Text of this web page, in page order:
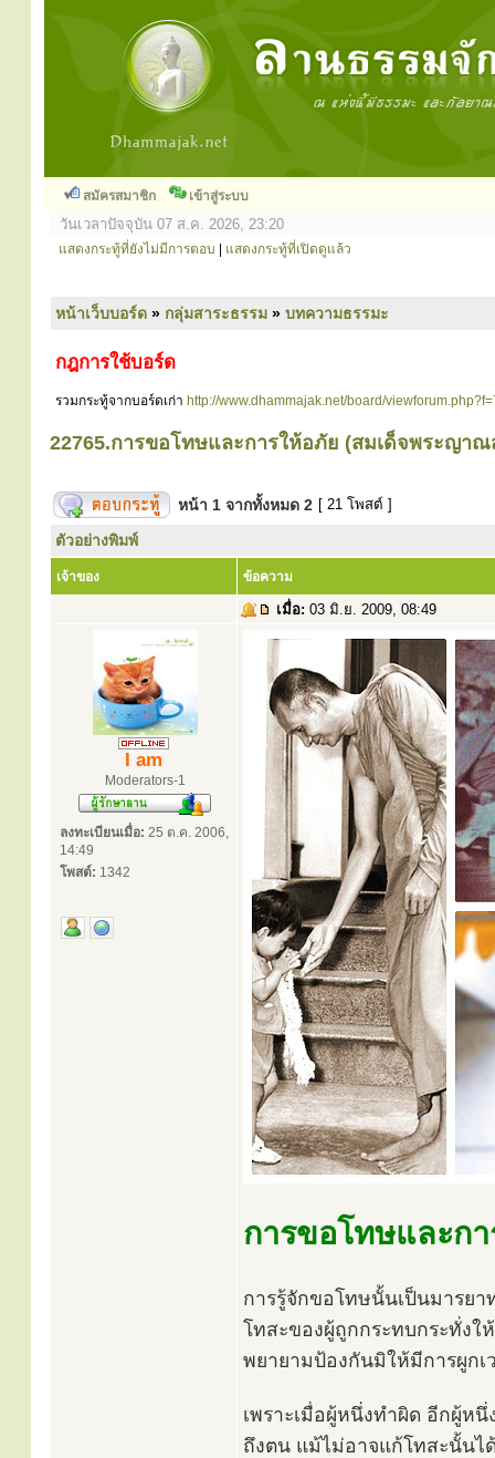
สมัครสมาชิก เข้าสู่ระบบ
วันเวลาปัจจุบัน 07 ส.ค. 2026, 23:20
แสดงกระทู้ที่ยังไม่มีการตอบ แสดงกระทู้ที่เปิดดูแล้ว
หน้าเว็บบอร์ด » กลุ่มสาระธรรม » บทความธรรมะ
กฎการใช้บอร์ด
รวมกระทู้จากบอร์ดเก่า http://www.dhammajak.net/board/
22765.การขอโทษและการให้อภัย (สมเด็จพระญาณ
หน้า 1 จากทั้งหมด 2 [ 21 โพสต์ ]
ตัวอย่างพิมพ์
เจ้าของ ข้อความ
เมื่อ: 03 มิ.ย. 2009, 08:49
I am
Moderators-1
ลงทะเบียนเมื่อ: 25 ต.ค. 2006,
14:49
โพสต์: 1342
การขอโทษและก
การรู้จักขอโทษนั้นเป็นมารยา
โทสะของผู้ถูกกระทบกระทั่งใ
พยายามป้องกันมิให้มีการผูกเ
เพราะเมื่อผู้หนึ่งทำผิด อีกผู้ห
ถึงตน แม้ไม่อาจแก้โทสะนั้นไ